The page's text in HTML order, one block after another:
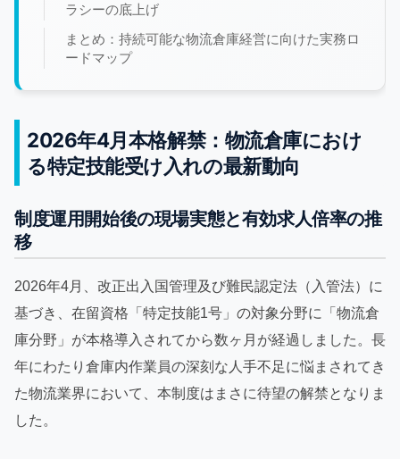
ラシーの底上げ
まとめ：持続可能な物流倉庫経営に向けた実務ロ
ードマップ
2026年4月本格解禁：物流倉庫におけ
る特定技能受け入れの最新動向
制度運用開始後の現場実態と有効求人倍率の推
移
2026年4月、改正出入国管理及び難民認定法（入管法）に
基づき、在留資格「特定技能1号」の対象分野に「物流倉
庫分野」が本格導入されてから数ヶ月が経過しました。長
年にわたり倉庫内作業員の深刻な人手不足に悩まされてき
た物流業界において、本制度はまさに待望の解禁となりま
した。